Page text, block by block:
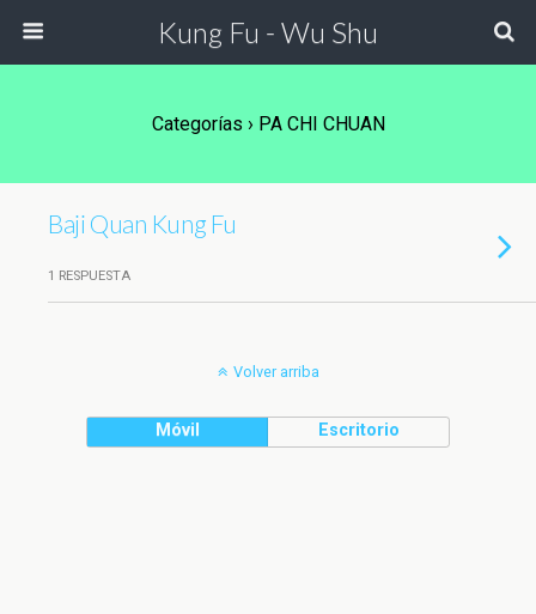
Kung Fu - Wu Shu
Categorías › PA CHI CHUAN
Baji Quan Kung Fu
1 RESPUESTA
Volver arriba
Móvil Escritorio